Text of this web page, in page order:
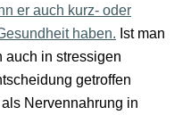
er auch kurz- oder
haben. Ist man
auch in stressigen
getroffen
Nervennahrung in